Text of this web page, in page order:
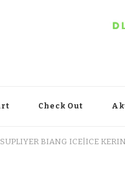
Check Out
BIANG ICE|ICE